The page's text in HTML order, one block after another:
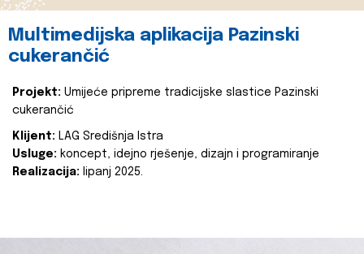
Multimedijska aplikacija Pazinski
cukerančić
Projekt: Umijeće pripreme tradicijske slastice Pazinski
cukerančić
Klijent: LAG Središnja Istra
Usluge: koncept, idejno rješenje, dizajn i programiranje
Realizacija: lipanj 2025.